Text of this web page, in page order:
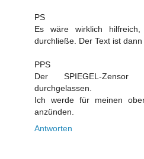
PS
Es wäre wirklich
durchließe. Der Text ist dann
PPS
Der SPIEGEL-
durchgelassen.
Ich werde für meinen
anzünden.
Antworten